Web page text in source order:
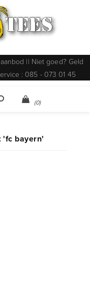
|| Niet goed? Geld
: 085 - 073 01 45
(0)
'fc bayern'